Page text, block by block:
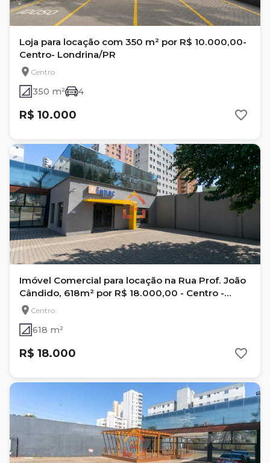
Loja para locação com 350 m² por R$ 10.000,00-
Centro- Londrina/PR
Centro
350 m² 4
R$ 10.000
Imóvel Comercial para locação na Rua Prof. João
Cândido, 618m² por R$ 18.000,00 - Centro -
Londrina Pr
Centro
618 m²
R$ 18.000